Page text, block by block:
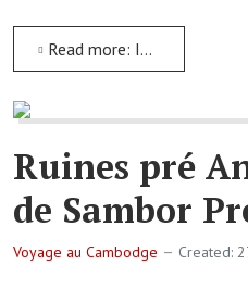
Read more: Introduction aux temples d'Angkor
Ruines pré
de Sambor
Voyage au Cambodge Created: